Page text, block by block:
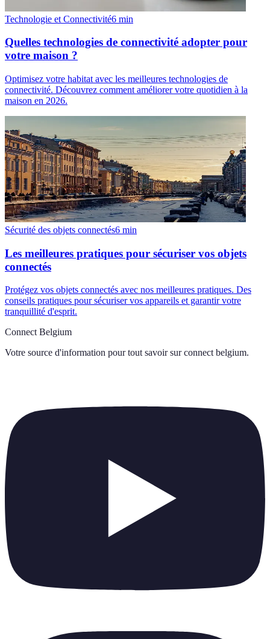
Technologie et Connectivité6 min
Quelles technologies de connectivité adopter pour
votre maison ?
Optimisez votre habitat avec les meilleures technologies de
connectivité. Découvrez comment améliorer votre quotidien à la
maison en 2026.
Sécurité des objets connectés6 min
Les meilleures pratiques pour sécuriser vos objets
connectés
Protégez vos objets connectés avec nos meilleures pratiques. Des
conseils pratiques pour sécuriser vos appareils et garantir votre
tranquillité d'esprit.
Connect Belgium
Votre source d'information pour tout savoir sur connect belgium.